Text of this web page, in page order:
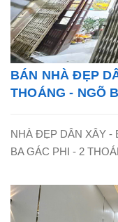
BÁN NHÀ ĐẸP
THOÁNG - NGÕ
NHÀ ĐẸP DÂN XÂY -
BA GÁC PHI - 2